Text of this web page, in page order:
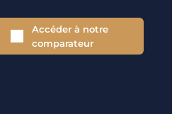
Accéder à notre
comparateur